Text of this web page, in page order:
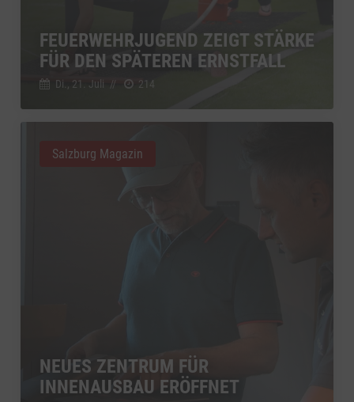
FEUERWEHRJUGEND ZEIGT STÄRKE
FÜR DEN SPÄTEREN ERNSTFALL
Di., 21. Juli // 214
NEUES ZENTRUM FÜR
INNENAUSBAU ERÖFFNET
Salzburg Magazin